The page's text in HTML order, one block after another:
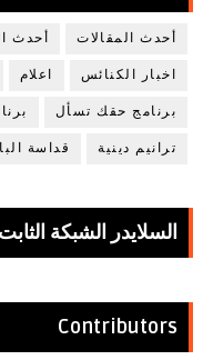
أحدث المقالات أحدث
اخبار الكنائس اعلام
برنامج حقك تسأل
ترانيم دينية قداسة
السلايدر الشبكة الثابت
Contributors